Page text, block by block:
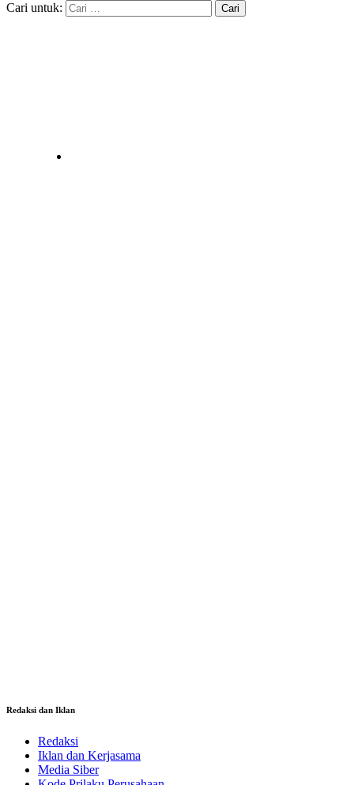
Cari untuk:
Redaksi dan Iklan
Redaksi
Iklan dan Kerjasama
Media Siber